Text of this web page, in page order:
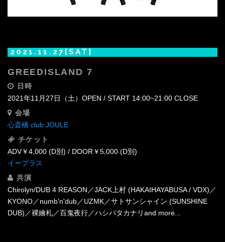
2021.11.27[SAT]
GREEDISLAND 7
日時
2021年11月27日（土）OPEN / START 14:00~21:00 CLOSE
会場
心斎橋 club JOULE
チケット
ADV￥4,000 (D別) / DOOR￥5,000 (D別)
イープラス
共演
Chirolyn/DUB 4 REASON／JACK上村 (HAKAIHAYABUSA / VDX)／
KYONO／numb'n'dub／UZMK／サトサンシャイン (SUNSHINE
DUB)／裸繪札／百鬼夜行／ハシバタカナリand more...